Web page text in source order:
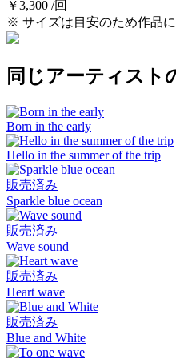
￥3,300 /回
※ サイズは目安のため作品に
同じアーティスト
Born in the early
Hello in the summer of the trip
販売済み
Sparkle blue ocean
販売済み
Wave sound
販売済み
Heart wave
販売済み
Blue and White